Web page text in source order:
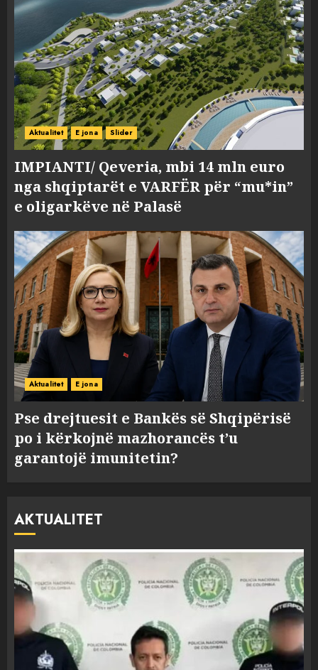
Aktualitet E jona Slider
IMPIANTI/ Qeveria, mbi 14 mln euro
nga shqiptarët e VARFËR për “mu*in”
e oligarkëve në Palasë
Aktualitet E jona
Pse drejtuesit e Bankës së Shqipërisë
po i kërkojnë mazhorancës t’u
garantojë imunitetin?
AKTUALITET